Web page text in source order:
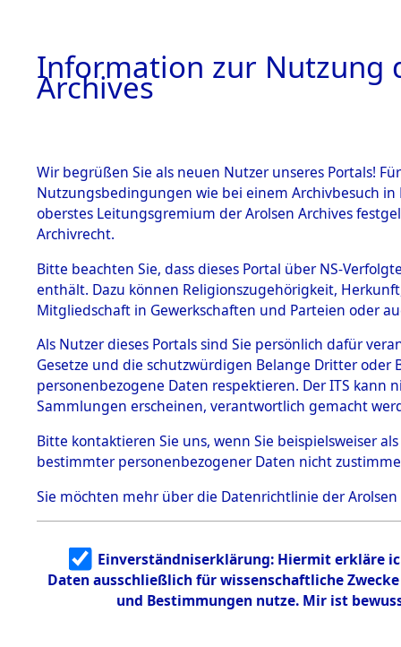
BESTÄNDE
1.
mente
5. Verschiedenes
5.3
Todesmärsche
5.3.1 Alliierte
Erhebungen
zu
Todesmärsch
en
5.3.2
Identifizierun
g
5.3.3
Todesmärsch
Dead -
Branch -
0006
Information zur Nutzung
Archives
Wir begrüßen Sie als neuen Nutzer unseres Portals!
Nutzungsbedingungen wie bei einem Archivbesuch
oberstes Leitungsgremium der Arolsen Archives
Archivrecht.
Bitte beachten Sie, dass dieses Portal über NS-
enthält. Dazu können Religionszugehörigkeit,
Mitgliedschaft in Gewerkschaften und Parteien oder
Als Nutzer dieses Portals sind Sie persönlich dafür
Gesetze und die schutzwürdigen Belange Dritter
personenbezogene Daten respektieren. Der ITS
Sammlungen erscheinen, verantwortlich gemacht
Bitte kontaktieren Sie uns, wenn Sie beispielsweiser
bestimmter personenbezogener Daten nicht
Sie möchten mehr über die Datenrichtlinie der Arolsen
Einverständniserklärung: Hiermit erkläre
Daten ausschließlich für wissenschaftliche
und Bestimmungen nutze. Mir ist